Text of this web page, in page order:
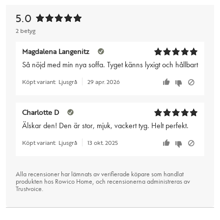
5.0
2 betyg
Magdalena Langenitz
Så nöjd med min nya soffa. Tyget känns lyxigt och hållbart
Köpt variant: Ljusgrå 29 apr. 2026
Charlotte D
Älskar den! Den är stor, mjuk, vackert tyg. Helt perfekt.
Köpt variant: Ljusgrå 13 okt. 2025
Alla recensioner har lämnats av verifierade köpare som handlat
produkten hos Rowico Home, och recensionerna administreras av
Trustvoice.